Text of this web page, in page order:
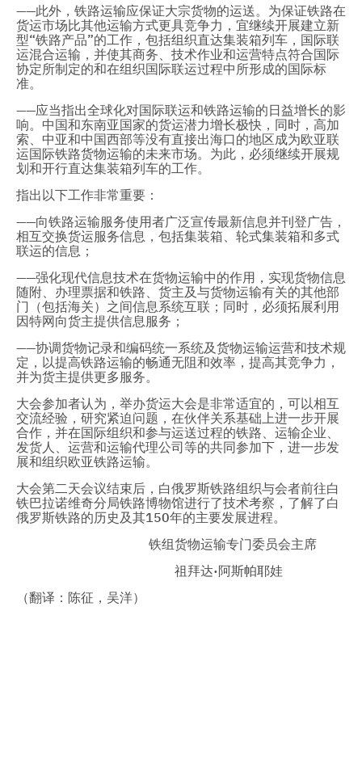
——此外，铁路运输应保证大宗货物的运送。为保证铁路在
货运市场比其他运输方式更具竞争力，宜继续开展建立新
型“铁路产品”的工作，包括组织直达集装箱列车，国际联
运混合运输，并使其商务、技术作业和运营特点符合国际
协定所制定的和在组织国际联运过程中所形成的国际标
准。
——应当指出全球化对国际联运和铁路运输的日益增长的影
响。中国和东南亚国家的货运潜力增长极快，同时，高加
索、中亚和中国西部等没有直接出海口的地区成为欧亚联
运国际铁路货物运输的未来市场。为此，必须继续开展规
划和开行直达集装箱列车的工作。
指出以下工作非常重要：
——向铁路运输服务使用者广泛宣传最新信息并刊登广告，
相互交换货运服务信息，包括集装箱、轮式集装箱和多式
联运的信息；
——强化现代信息技术在货物运输中的作用，实现货物信息
随附、办理票据和铁路、货主及与货物运输有关的其他部
门（包括海关）之间信息系统互联；同时，必须拓展利用
因特网向货主提供信息服务；
——协调货物记录和编码统一系统及货物运输运营和技术规
定，以提高铁路运输的畅通无阻和效率，提高其竞争力，
并为货主提供更多服务。
大会参加者认为，举办货运大会是非常适宜的，可以相互
交流经验，研究紧迫问题，在伙伴关系基础上进一步开展
合作，并在国际组织和参与运送过程的铁路、运输企业、
发货人、运营和运输代理公司等的共同参加下，进一步发
展和组织欧亚铁路运输。
大会第二天会议结束后，白俄罗斯铁路组织与会者前往白
铁巴拉诺维奇分局铁路博物馆进行了技术考察，了解了白
俄罗斯铁路的历史及其150年的主要发展进程。
铁组货物运输专门委员会主席
祖拜达·阿斯帕耶娃
（翻译：陈征，吴洋）